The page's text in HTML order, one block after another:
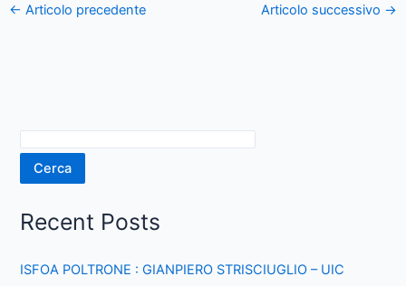
← Articolo precedente Articolo successivo →
Cerca
Recent Posts
ISFOA POLTRONE : GIANPIERO STRISCIUGLIO – UIC